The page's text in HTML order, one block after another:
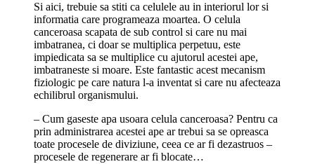
Si aici, trebuie sa stiti ca celulele au in interiorul lor si
informatia care programeaza moartea. O celula
canceroasa scapata de sub control si care nu mai
imbatranea, ci doar se multiplica perpetuu, este
impiedicata sa se multiplice cu ajutorul acestei ape,
imbatraneste si moare. Este fantastic acest mecanism
fiziologic pe care natura l-a inventat si care nu afecteaza
echilibrul organismului.
– Cum gaseste apa usoara celula canceroasa? Pentru ca
prin administrarea acestei ape ar trebui sa se opreasca
toate procesele de diviziune, ceea ce ar fi dezastruos –
procesele de regenerare ar fi blocate…